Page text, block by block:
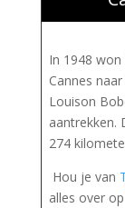
In 1948
Cannes
Louison
aantrekken.
274
Hou je van
alles over op